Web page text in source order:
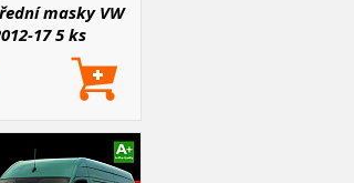
masky VW
17 5 ks